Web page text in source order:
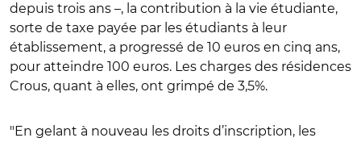
depuis trois ans –, la contribution à la vie étudiante,
sorte de taxe payée par les étudiants à leur
établissement, a progressé de 10 euros en cinq ans,
pour atteindre 100 euros. Les charges des résidences
Crous, quant à elles, ont grimpé de 3,5%.
"En gelant à nouveau les droits d’inscription, les